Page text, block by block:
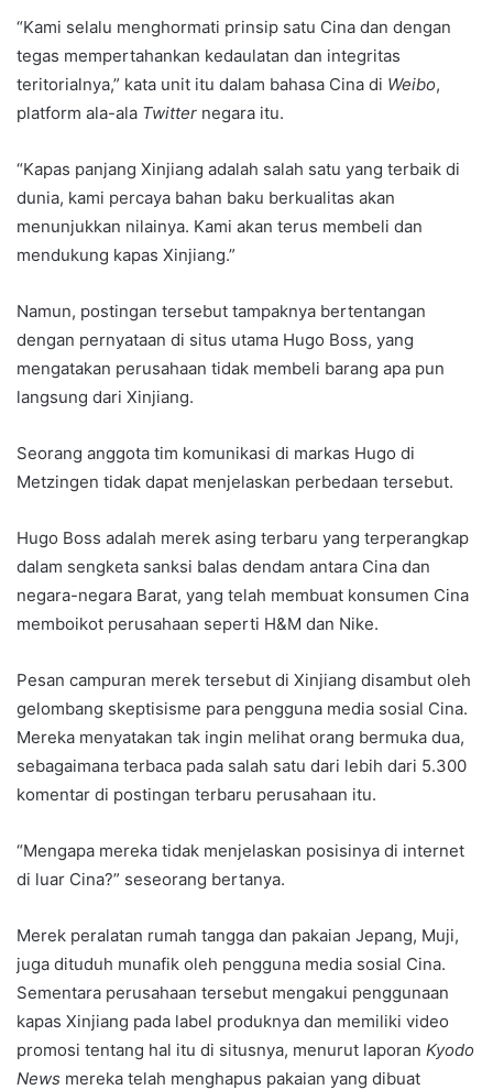
“Kami selalu menghormati prinsip satu Cina dan dengan
tegas mempertahankan kedaulatan dan integritas
teritorialnya,” kata unit itu dalam bahasa Cina di Weibo,
platform ala-ala Twitter negara itu.
“Kapas panjang Xinjiang adalah salah satu yang terbaik di
dunia, kami percaya bahan baku berkualitas akan
menunjukkan nilainya. Kami akan terus membeli dan
mendukung kapas Xinjiang.”
Namun, postingan tersebut tampaknya bertentangan
dengan pernyataan di situs utama Hugo Boss, yang
mengatakan perusahaan tidak membeli barang apa pun
langsung dari Xinjiang.
Seorang anggota tim komunikasi di markas Hugo di
Metzingen tidak dapat menjelaskan perbedaan tersebut.
Hugo Boss adalah merek asing terbaru yang terperangkap
dalam sengketa sanksi balas dendam antara Cina dan
negara-negara Barat, yang telah membuat konsumen Cina
memboikot perusahaan seperti H&M dan Nike.
Pesan campuran merek tersebut di Xinjiang disambut oleh
gelombang skeptisisme para pengguna media sosial Cina.
Mereka menyatakan tak ingin melihat orang bermuka dua,
sebagaimana terbaca pada salah satu dari lebih dari 5.300
komentar di postingan terbaru perusahaan itu.
“Mengapa mereka tidak menjelaskan posisinya di internet
di luar Cina?” seseorang bertanya.
Merek peralatan rumah tangga dan pakaian Jepang, Muji,
juga dituduh munafik oleh pengguna media sosial Cina.
Sementara perusahaan tersebut mengakui penggunaan
kapas Xinjiang pada label produknya dan memiliki video
promosi tentang hal itu di situsnya, menurut laporan Kyodo
News mereka telah menghapus pakaian yang dibuat